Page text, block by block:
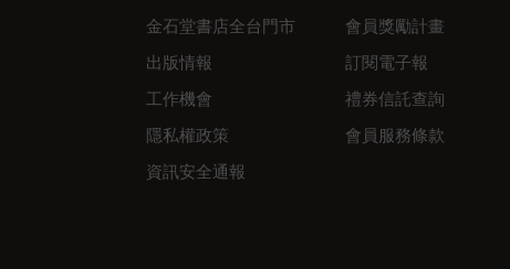
金石堂書店全台門市
出版情報
工作機會
隱私權政策
資訊安全通報
會員獎勵計畫
訂閱電子報
禮券信託查詢
會員服務條款